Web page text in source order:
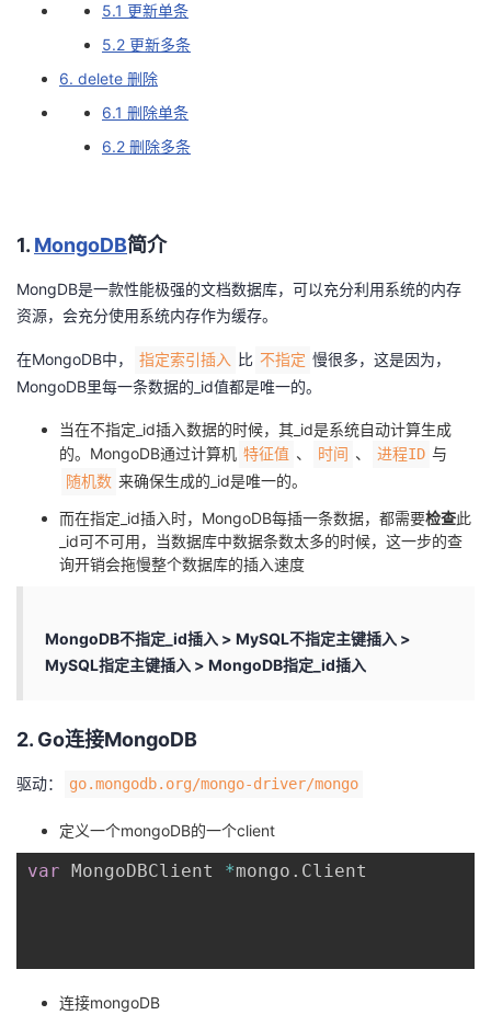
藏
5.1 更新单条
5.2 更新多条
6. delete 删除
6.1 删除单条
6.2 删除多条
1. MongoDB简介
MongDB是一款性能极强的文档数据库，可以充分利用系统的内存
资源，会充分使用系统内存作为缓存。
在MongoDB中， 指定索引插入 比 不指定 慢很多，这是因为，
MongoDB里每一条数据的_id值都是唯一的。
当在不指定_id插入数据的时候，其_id是系统自动计算生成
的。MongoDB通过计算机 特征值 、 时间 、 进程ID 与
随机数 来确保生成的_id是唯一的。
而在指定_id插入时，MongoDB每插一条数据，都需要检查此
_id可不可用，当数据库中数据条数太多的时候，这一步的查
询开销会拖慢整个数据库的插入速度
MongoDB不指定_id插入 > MySQL不指定主键插入 >
MySQL指定主键插入 > MongoDB指定_id插入
2. Go连接MongoDB
驱动： go.mongodb.org/mongo-driver/mongo
定义一个mongoDB的一个client
var MongoDBClient *mongo . Client
连接mongoDB